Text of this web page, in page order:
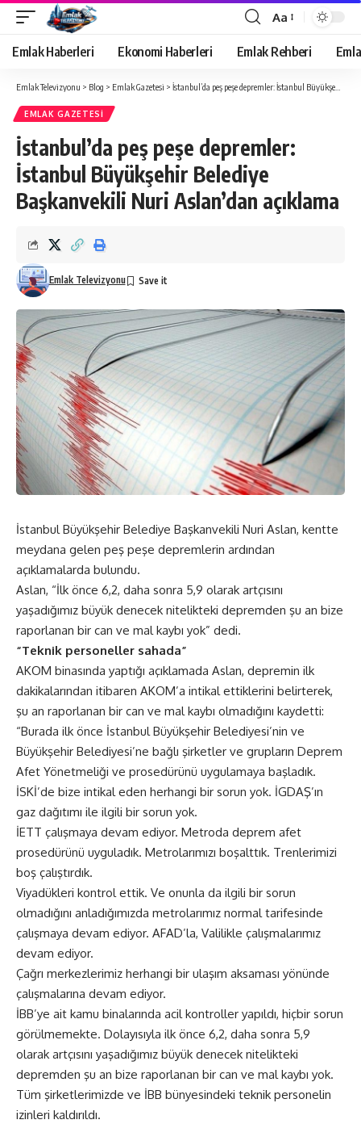
Yazı
Tipi
Boyutlandırıcı
Aa
Emlak Haberleri Ekonomi Haberleri Emlak Rehberi
Emlak Televizyonu > Blog > Emlak Gazetesi > İstanbul’da peş peşe depremler: İstanbul Büyükşehir Belediye Başkanvekili Nuri Aslan’dan açıklama
EMLAK GAZETESI
İstanbul’da peş peşe depremler:
İstanbul Büyükşehir Belediye
Başkanvekili Nuri Aslan’dan açıklama
Emlak Televizyonu
İstanbul Büyükşehir Belediye Başkanvekili Nuri Aslan, kentte
meydana gelen peş peşe depremlerin ardından
açıklamalarda bulundu.
Aslan, “İlk önce 6,2, daha sonra 5,9 olarak artçısını
yaşadığımız büyük denecek nitelikteki depremden şu an bize
raporlanan bir can ve mal kaybı yok” dedi.
“Teknik personeller sahada”
AKOM binasında yaptığı açıklamada Aslan, depremin ilk
dakikalarından itibaren AKOM’a intikal ettiklerini belirterek,
şu an raporlanan bir can ve mal kaybı olmadığını kaydetti:
“Burada ilk önce İstanbul Büyükşehir Belediyesi’nin ve
Büyükşehir Belediyesi’ne bağlı şirketler ve grupların Deprem
Afet Yönetmeliği ve prosedürünü uygulamaya başladık.
İSKİ’de bize intikal eden herhangi bir sorun yok. İGDAŞ’ın
gaz dağıtımı ile ilgili bir sorun yok.
İETT çalışmaya devam ediyor. Metroda deprem afet
prosedürünü uyguladık. Metrolarımızı boşalttık. Trenlerimizi
boş çalıştırdık.
Viyadükleri kontrol ettik. Ve onunla da ilgili bir sorun
olmadığını anladığımızda metrolarımız normal tarifesinde
çalışmaya devam ediyor. AFAD’la, Valilikle çalışmalarımız
devam ediyor.
Çağrı merkezlerimiz herhangi bir ulaşım aksaması yönünde
çalışmalarına devam ediyor.
İBB’ye ait kamu binalarında acil kontroller yapıldı, hiçbir sorun
görülmemekte. Dolayısıyla ilk önce 6,2, daha sonra 5,9
olarak artçısını yaşadığımız büyük denecek nitelikteki
depremden şu an bize raporlanan bir can ve mal kaybı yok.
Tüm şirketlerimizde ve İBB bünyesindeki teknik personelin
izinleri kaldırıldı.